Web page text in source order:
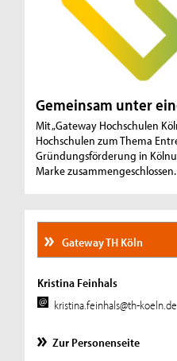
Gemeinsam unter
Mit „Gateway Hochschulen
Hochschulen zum Thema
Gründungsförderung in
Marke zusammengeschlossen.
Gateway TH Köln
Kristina Feinhals
kristina.feinhals@th-koeln.de
Zur Personenseite